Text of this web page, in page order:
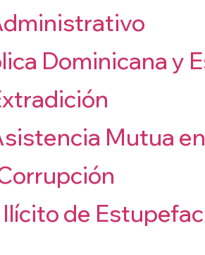
Dominicana y
Mutua
de